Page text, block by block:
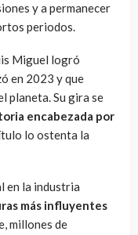
y a permanecer
periodos.
Miguel logró
en 2023 y que
planeta. Su gira se
encabezada por
lo ostenta la
en la industria
más influyentes
millones de